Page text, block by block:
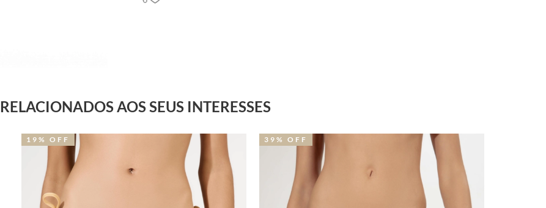
RELACIONADOS AOS SEUS INTERESSES
39% OFF 39% OFF